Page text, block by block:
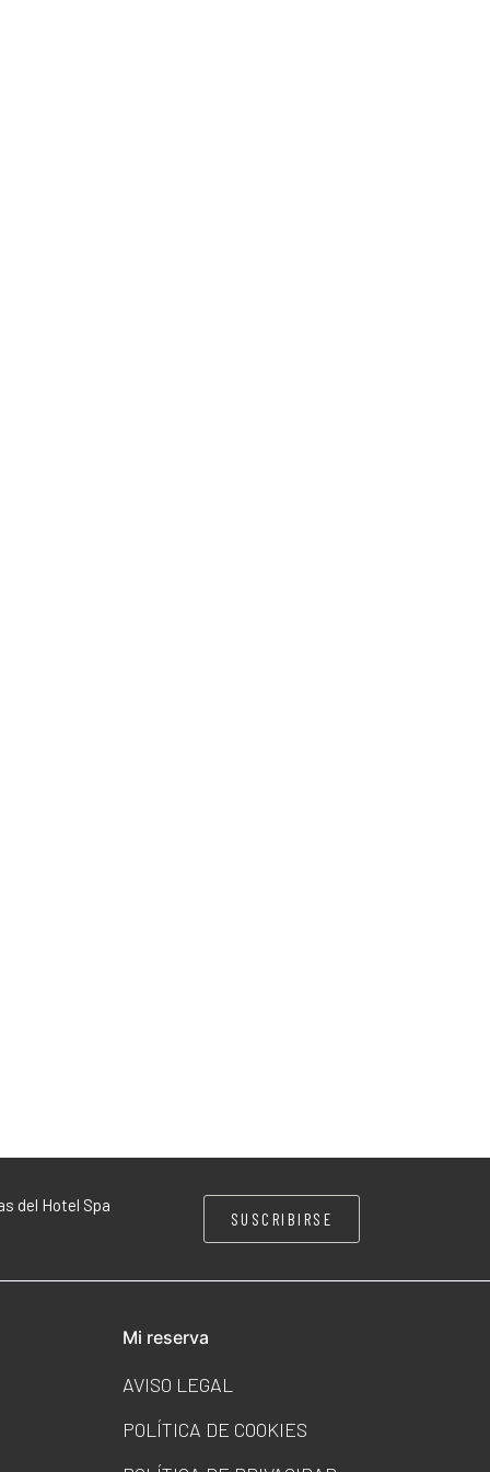
del Hotel Spa
SUSCRIBIRSE
Mi reserva
AVISO LEGAL
POLÍTICA DE COOKIES